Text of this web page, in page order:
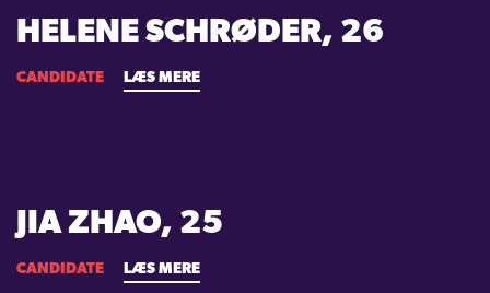
HELENE SCHRØDER, 26
CANDIDATE LÆS MERE
JIA ZHAO, 25
CANDIDATE LÆS MERE